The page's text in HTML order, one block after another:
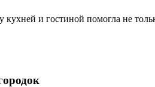
и гостиной помогла не